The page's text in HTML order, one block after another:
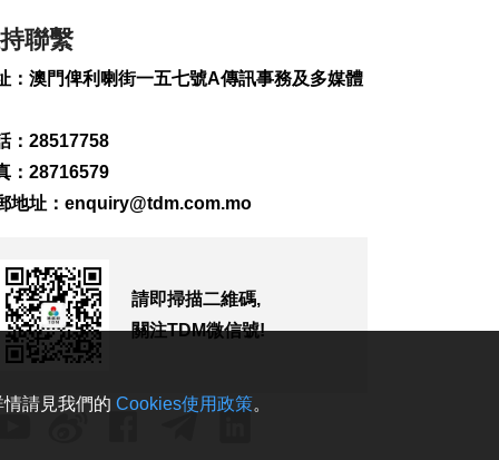
2026-08-07 20:45
2026-08-07 20:13
險斑馬線清單分批翻
新
2026-08-07 19:52
葡西語市場推介會冀
聯繫
：澳門俾利喇街一五七號A傳訊事務及多媒體
：28517758
：28716579
地址： enquiry@tdm.com.mo
請即掃描二維碼,
關注TDM微信號!
請見我們的 Cookies使用政策。